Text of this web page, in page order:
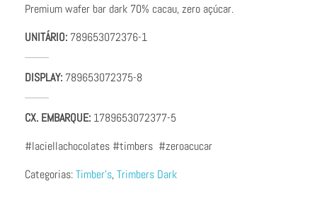
Premium wafer bar dark 70% cacau, zero açúcar.
UNITÁRIO: 789653072376-1
DISPLAY: 789653072375-8
CX. EMBARQUE: 1789653072377-5
#laciellachocolates #timbers #zeroacucar
Categorias:Timber's,Trimbers Dark